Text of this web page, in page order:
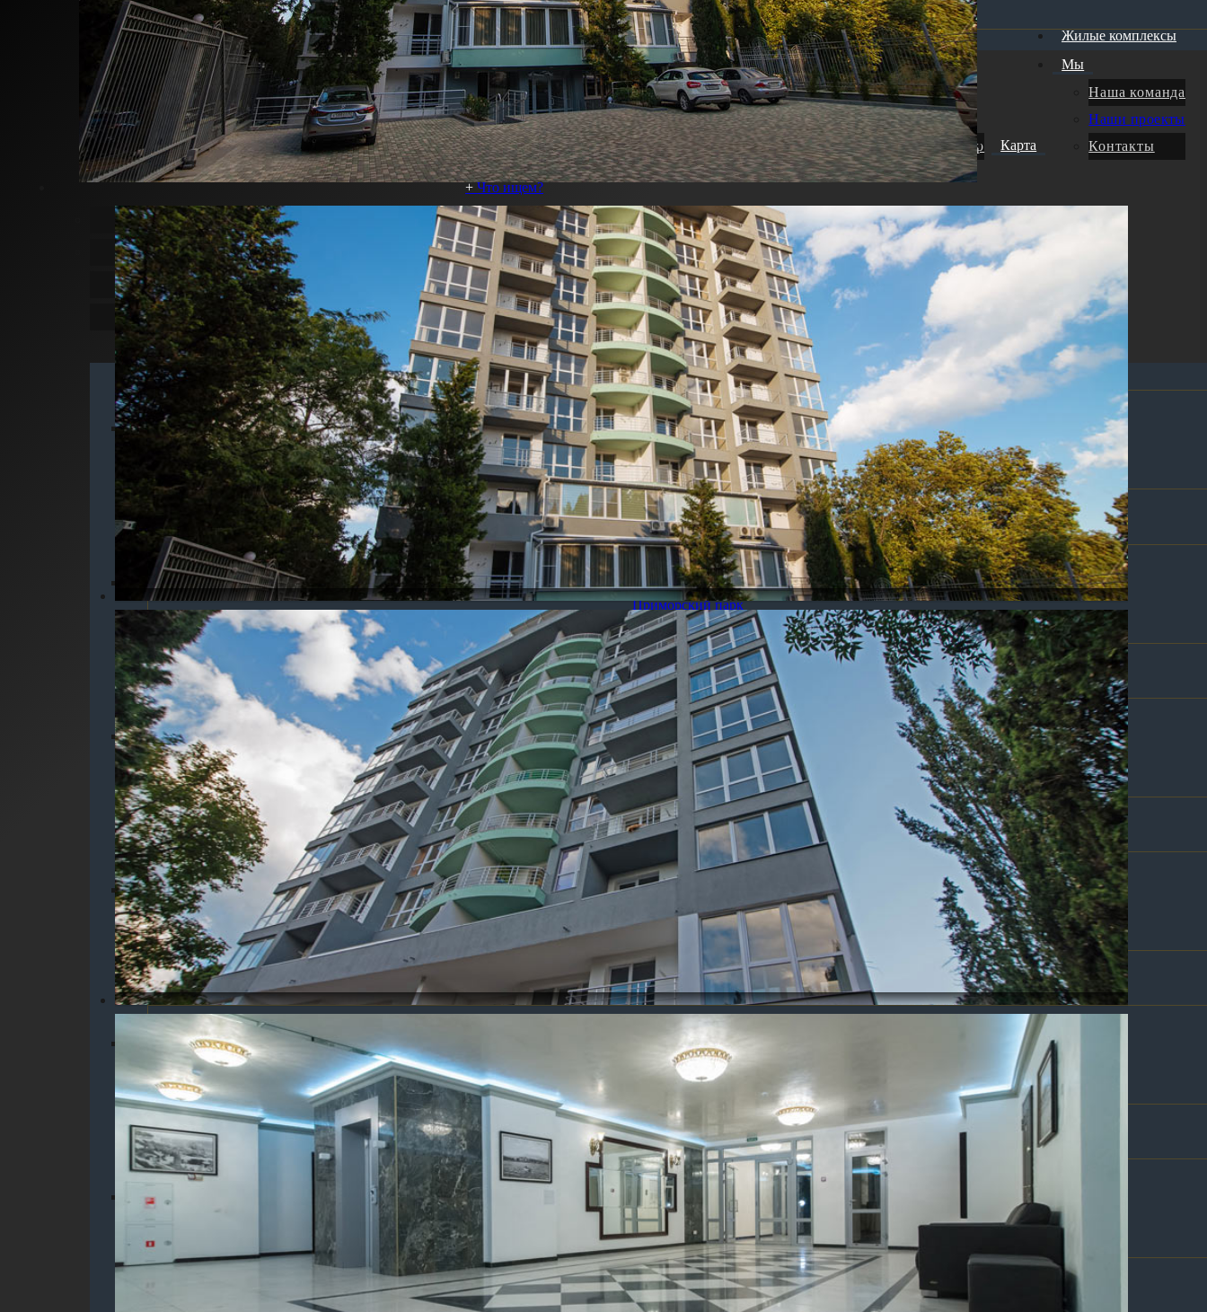
Жилые комплексы
Коттеджные поселки Приморский парк
Аренда
Квартиры
Дома
Коммерческая недвижимость
Услуги
Трансфер
Карта
Мы
Наша команда
Наши проекты
Контакты
Что ищем?
Квартиры
Дома
Земельные участки
Коммерческая недвижимость
Месторасположение
Ялта
Приморский парк
Ливадия
Ореанда
Парковое
Алушта